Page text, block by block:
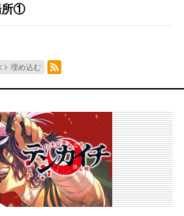
所①
埋め込む
RSSフィード